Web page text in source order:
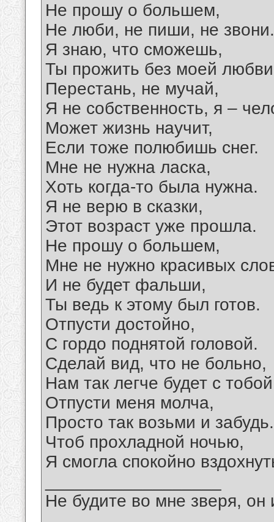
Не прошу о большем,
Не люби, не пиши, не звони.
Я знаю, что сможешь,
Ты прожить без моей
Перестань, не мучай,
Я не собственность, я –
Может жизнь научит,
Если тоже полюбишь снег.
Мне не нужна ласка,
Хоть когда-то была нужна.
Я не верю в сказки,
Этот возраст уже прошла.
Не прошу о большем,
Мне не нужно красивых
И не будет фальши,
Ты ведь к этому был готов.
Отпусти достойно,
С гордо поднятой головой.
Сделай вид, что не больно,
Нам так легче будет с
Отпусти меня молча,
Просто так возьми и забудь.
Чтоб прохладной ночью,
Я смогла спокойно
Не будите во мне зверя, он